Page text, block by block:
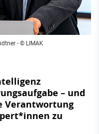
- © LIMAK
– und
Verantwortung
zu